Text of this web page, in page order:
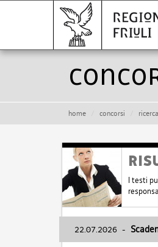
home concorsi ricerca
I testi
22.07.2026 -